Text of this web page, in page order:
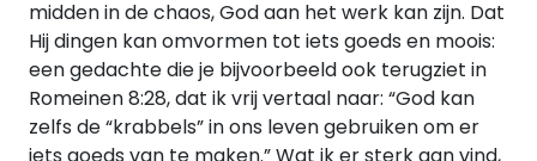
midden in de chaos, God aan het werk kan zijn. Dat
Hij dingen kan omvormen tot iets goeds en moois:
een gedachte die je bijvoorbeeld ook terugziet in
Romeinen 8:28, dat ik vrij vertaal naar: “God kan
zelfs de “krabbels” in ons leven gebruiken om er